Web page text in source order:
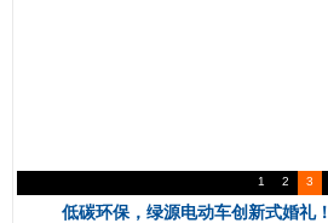
1 2 3
低碳环保，绿源电动车创新式婚礼！